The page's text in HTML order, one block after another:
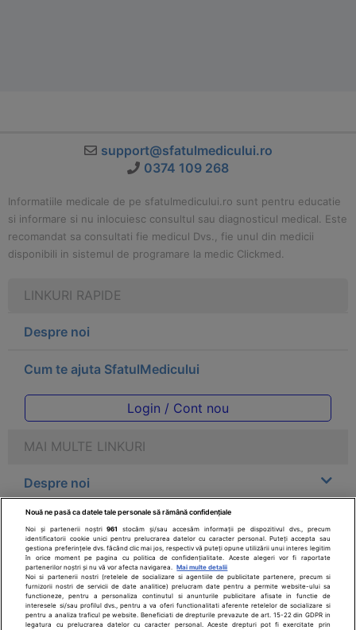
support@sfatulmedicului.ro
0374 109 268
Informatiile medicale de pe sfatulmedicului.ro sunt pentru educatie
si informare si nu inlocuiesc consultul sau diagnosticul medical. Este
recomandat sa consultati fie medicul Dvs., fie unul din medicii
disponibili in sistemul de programare la medic Clickmed.
LINKURI RAPIDE
Despre noi
Cum te ajuta SfatulMedicului
Login / Cont nou
MAI MULTE LINKURI
Despre noi
Legal
Drepturile consumatorului
Parteneri
Nouă ne pasă ca datele tale personale să rămână confidențiale
Noi și partenerii noștri961
stocăm și/sau accesăm informații pe dispozitivul dvs., precum
identificatorii cookie unici pentru prelucrarea datelor cu caracter personal. Puteți accepta sau
gestiona preferințele dvs. făcând clic mai jos, respectiv vă puteți opune utilizării unui interes legitim
în orice moment pe pagina cu politica de confidențialitate. Aceste alegeri vor fi raportate
partenerilor noștri și nu vă vor afecta navigarea.
Mai multe detalii
Noi si partenerii nostri (retelele de socializare si agentiile de publicitate partenere, precum si
furnizorii nostri de servicii de date analitice) prelucram date pentru a permite website-ului sa
functioneze, pentru a personaliza continutul si anunturile publicitare afisate in functie de
interesele si/sau profilul dvs., pentru a va oferi functionalitati aferente retelelor de socializare si
pentru a analiza traficul pe website. Beneficiati de drepturile prevazute de art. 15-22 din GDPR in
legatura cu prelucrarea datelor cu caracter personal. Aceste drepturi pot fi exercitate prin